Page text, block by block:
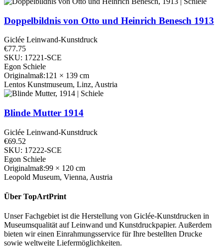
Doppelbildnis von Otto und Heinrich Benesch 1913
Giclée Leinwand-Kunstdruck
€77.75
SKU: 17221-SCE
Egon Schiele
Originalmaß:121 × 139 cm
Lentos Kunstmuseum, Linz, Austria
Blinde Mutter 1914
Giclée Leinwand-Kunstdruck
€69.52
SKU: 17222-SCE
Egon Schiele
Originalmaß:99 × 120 cm
Leopold Museum, Vienna, Austria
Über TopArtPrint
Unser Fachgebiet ist die Herstellung von Giclée-Kunstdrucken in
Museumsqualität auf Leinwand und Kunstdruckpapier. Außerdem
bieten wir einen Einrahmungsservice für Ihre bestellten Drucke
sowie weltweite Liefermöglichkeiten.